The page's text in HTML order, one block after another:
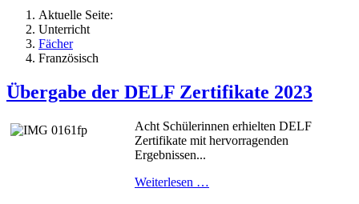
Aktuelle Seite:
Unterricht
Fächer
Französisch
Übergabe der DELF Zertifikate 2023
Acht Schülerinnen erhielten DELF
Zertifikate mit hervorragenden
Ergebnissen...
Weiterlesen …